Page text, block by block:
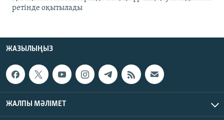
ретінде оқытылады
ЖАЗЫЛЫҢЫЗ
ЖАЛПЫ МӘЛІМЕТ